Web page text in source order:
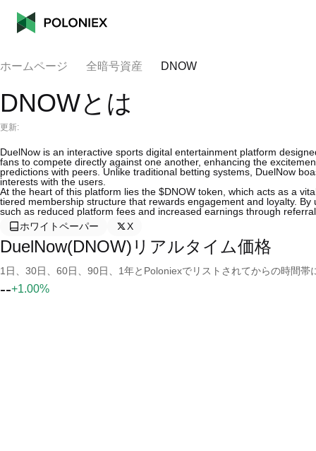
ホームページ 全暗号資産 DNOW
DNOWとは
更新:
DuelNow is an interactive sports digital entertainment platform
fans to compete directly against one another, enhancing the
predictions with peers. Unlike traditional betting systems, DuelNow
interests with the users.
At the heart of this platform lies the $DNOW token, which acts as a
tiered membership structure that rewards engagement and loyalty.
such as reduced platform fees and increased earnings through
ホワイトペーパー
X
DuelNow(DNOW)リアルタイム価格
1日、30日、60日、90日、1年とPoloniexでリストされてからの時間
--+1.00%